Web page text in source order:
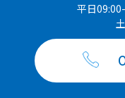
平日